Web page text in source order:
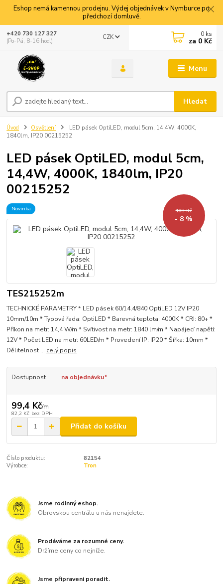
Eshop nemá kamennou prodejnu. Výdej objednávek v Nymburce po
předchozí domluvě.
Menu
CZK
Hledat
+420 730 127 327
(Po-Pá, 8-16 hod.)
0 ks
za 0 Kč
Úvod Osvětlení
LED pásek OptiLED, modul 5cm, 14,4W, 4000K,
1840lm, IP20 00215252
LED pásek OptiLED, modul 5cm,
14,4W, 4000K, 1840lm, IP20
00215252
Novinka 108 Kč
- 8 %
TES215252m
TECHNICKÉ PARAMETRY * LED pásek 60/14,4/840 OptiLED 12V IP20
10mm/10m * Typová řada: OptiLED * Barevná teplota: 4000K * CRI: 80+ *
Příkon na metr: 14,4 W/m * Svítivost na metr: 1840 lm/m * Napájecí napětí:
12V * Počet LED na metr: 60LED/m * Provedení IP: IP20 * Šířka: 10mm *
Dělitelnost ... celý popis
Dostupnost na objednávku*
99,4 Kč/m
82,2 Kč bez DPH
Přidat do košíku
Číslo produktu:
82154
Výrobce:
Tron
Jsme rodinný eshop.
Obrovskou centrálu u nás nenajdete.
Prodáváme za rozumné ceny.
Držíme ceny co nejníže.
Jsme připraveni poradit.